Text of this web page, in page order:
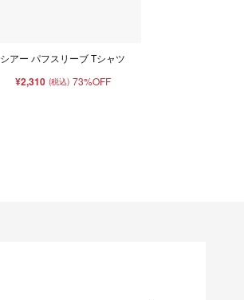
シアー パフスリーブ Tシャツ
¥2,310 (税込) 73%OFF